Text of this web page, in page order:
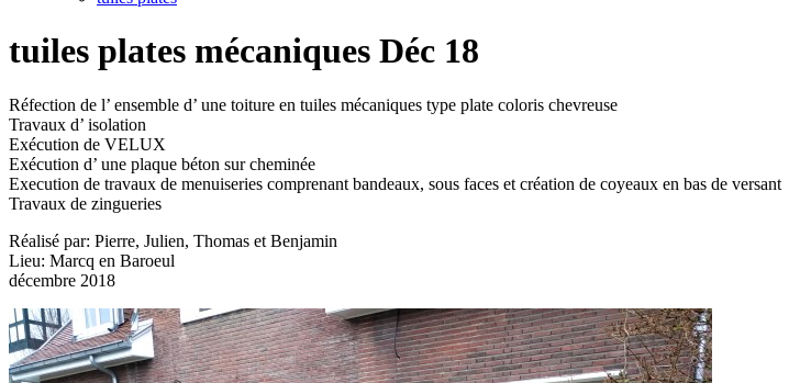
tuiles plates mécaniques Déc 18
Réfection de l’ ensemble d’ une toiture en tuiles mécaniques type plate coloris chevreuse
Travaux d’ isolation
Exécution de VELUX
Exécution d’ une plaque béton sur cheminée
Execution de travaux de menuiseries comprenant bandeaux, sous faces et création de coyeaux en bas de versant
Travaux de zingueries
Réalisé par: Pierre, Julien, Thomas et Benjamin
Lieu: Marcq en Baroeul
décembre 2018